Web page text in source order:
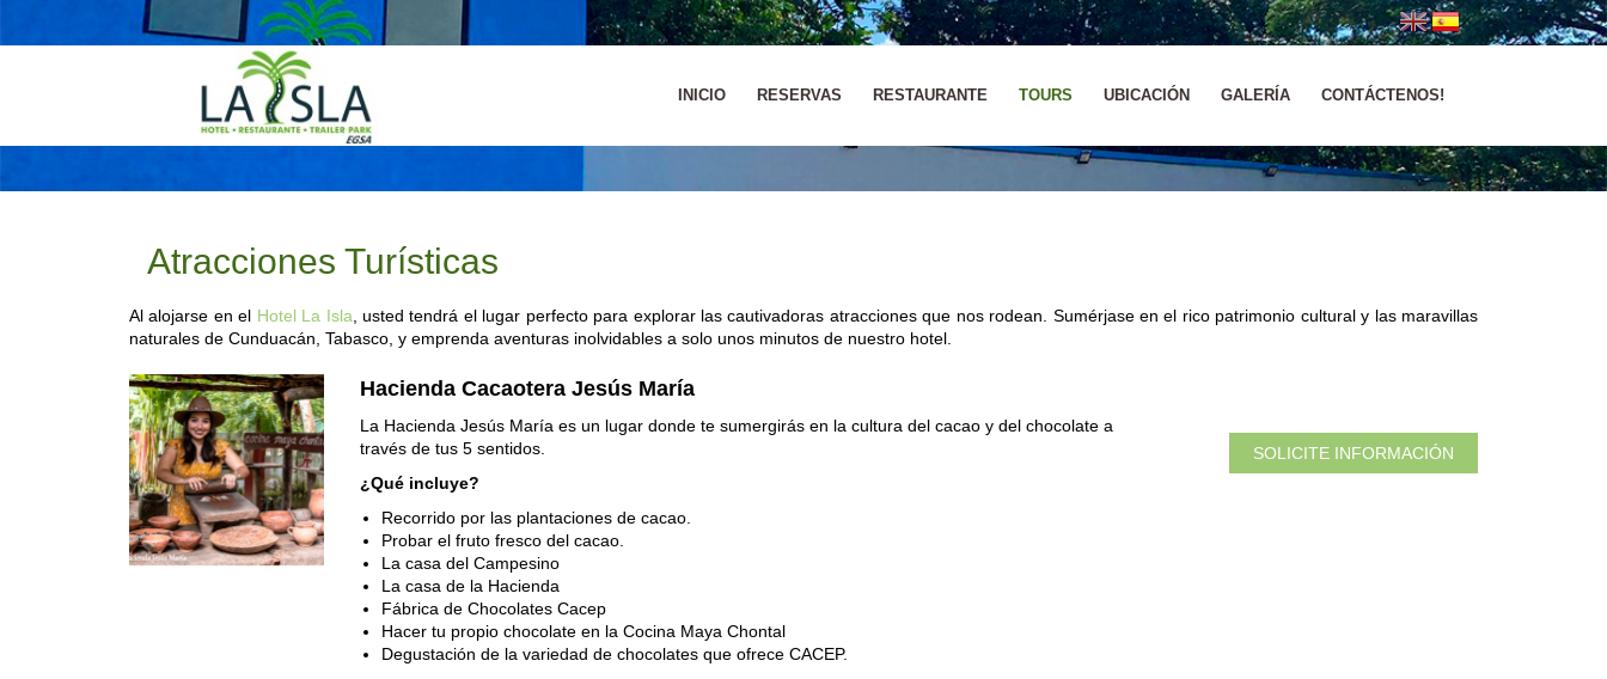
INICIO RESERVAS RESTAURANTE TOURS UBICACIÓN GALERÍA CONTÁCTENOS!
Atracciones Turísticas
Al alojarse en el Hotel La Isla , usted tendrá el lugar perfecto para explorar las cautivadoras atracciones que nos rodean. Sumérjase en el rico patrimonio cultural y las maravillas
naturales de Cunduacán, Tabasco, y emprenda aventuras inolvidables a solo unos minutos de nuestro hotel.
Hacienda Cacaotera Jesús María
La Hacienda Jesús María es un lugar donde te sumergirás en la cultura del cacao y del chocolate a
través de tus 5 sentidos.
¿Qué incluye?
Recorrido por las plantaciones de cacao.
Probar el fruto fresco del cacao.
La casa del Campesino
La casa de la Hacienda
Fábrica de Chocolates Cacep
Hacer tu propio chocolate en la Cocina Maya Chontal
Degustación de la variedad de chocolates que ofrece CACEP.
SOLICITE INFORMACIÓN